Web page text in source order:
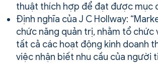
thuật thích hợp để đạt được mục
Định nghĩa của J C Hollway:
chức năng quản trị, nhằm tổ chức
tất cả các hoạt động kinh doanh
việc nhận biết nhu cầu của người